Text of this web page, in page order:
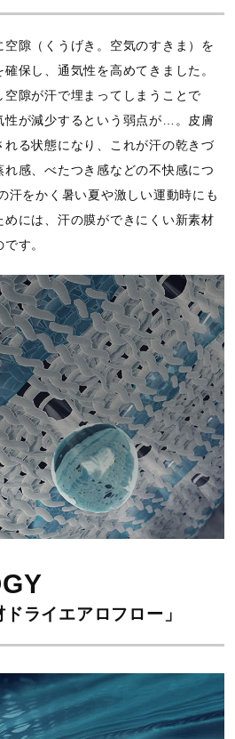
隙（くうげき。空気のすきま）を
保し、通気性を高めてきました。
空隙が汗で埋まってしまうことで
性が減少するという弱点が…。皮膚
れる状態になり、これが汗の乾きづ
感、べたつき感などの不快感につ
汗をかく暑い夏や激しい運動時にも
には、汗の膜ができにくい新素材
す。
ドライエアロフロー」